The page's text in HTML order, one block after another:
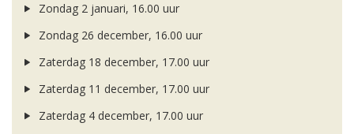
Zondag 2 januari, 16.00 uur
Zondag 26 december, 16.00 uur
Zaterdag 18 december, 17.00 uur
Zaterdag 11 december, 17.00 uur
Zaterdag 4 december, 17.00 uur